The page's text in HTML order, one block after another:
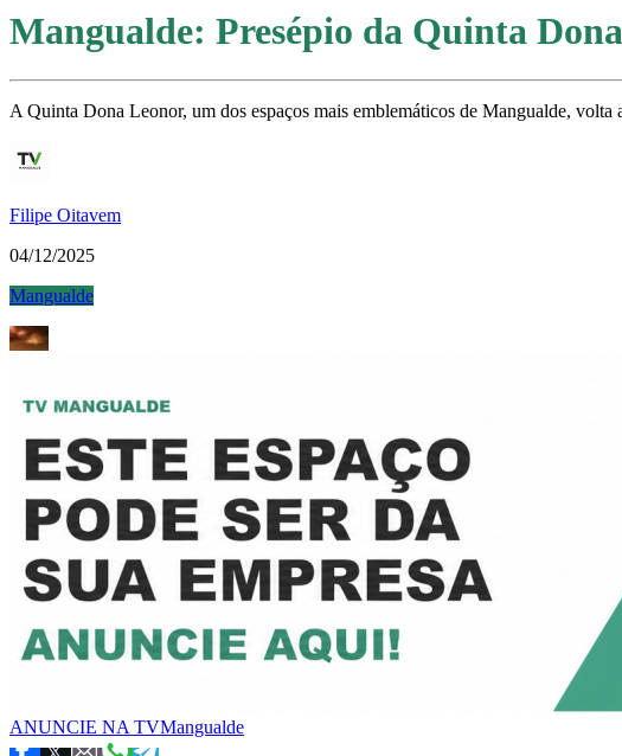
Mangualde: Presépio da Quinta
A Quinta Dona Leonor, um dos espaços mais emblemáticos de Mangualde,
Filipe Oitavem
04/12/2025
Mangualde
ANUNCIE NA TVMangualde